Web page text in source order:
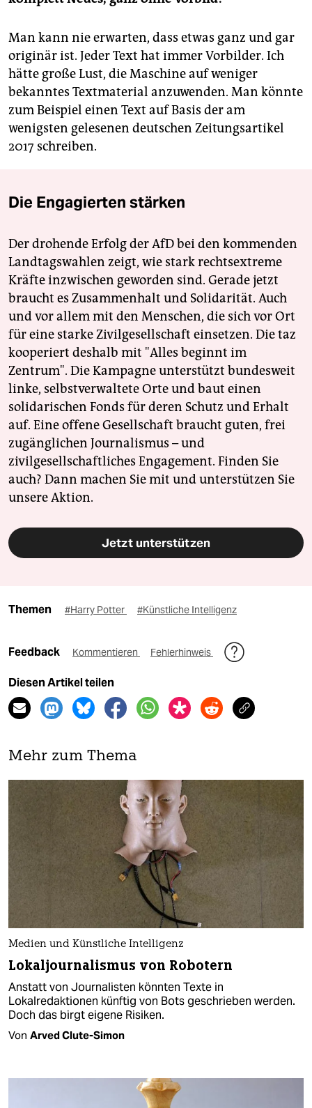
Man kann nie erwarten, dass etwas ganz und gar
originär ist. Jeder Text hat immer Vorbilder. Ich
hätte große Lust, die Maschine auf weniger
bekanntes Textmaterial anzuwenden. Man könnte
zum Beispiel einen Text auf Basis der am
wenigsten gelesenen deutschen Zeitungsartikel
2017 schreiben.
Die Engagierten stärken
Der drohende Erfolg der AfD bei den kommenden
Landtagswahlen zeigt, wie stark rechtsextreme
Kräfte inzwischen geworden sind. Gerade jetzt
braucht es Zusammenhalt und Solidarität. Auch
und vor allem mit den Menschen, die sich vor Ort
für eine starke Zivilgesellschaft einsetzen. Die taz
kooperiert deshalb mit "Alles beginnt im
Zentrum". Die Kampagne unterstützt bundesweit
linke, selbstverwaltete Orte und baut einen
solidarischen Fonds für deren Schutz und Erhalt
auf. Eine offene Gesellschaft braucht guten, frei
zugänglichen Journalismus – und
zivilgesellschaftliches Engagement. Finden Sie
auch? Dann machen Sie mit und unterstützen Sie
unsere Aktion.
Jetzt unterstützen
Themen #Harry Potter #Künstliche Intelligenz
Feedback Kommentieren Fehlerhinweis
Diesen Artikel teilen
Mehr zum Thema
Medien und Künstliche Intelligenz
Lokaljournalismus von Robotern
Anstatt von Journalisten könnten Texte in
Lokalredaktionen künftig von Bots geschrieben werden.
Doch das birgt eigene Risiken.
Von Arved Clute-Simon